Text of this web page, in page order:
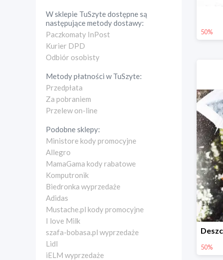
W sklepie TuSzytedostępne są
następujące metody dostawy:
Paczkomaty InPost
Kurier DPD
Odbiór osobisty
Metody płatności wTuSzyte:
Przedpłata
Za pobraniem
Przelew on-line
Podobne sklepy:
Ministore kody promocyjne
Allegro
MamaGama kody rabatowe
Komputronik
Biedronka wyprzedaże
Adidas
Mustache.pl kody promocyjne
I love Milk
szafa-bobasa.pl wyprzedaże
Lidl
iELM wyprzedaże
50%
50%